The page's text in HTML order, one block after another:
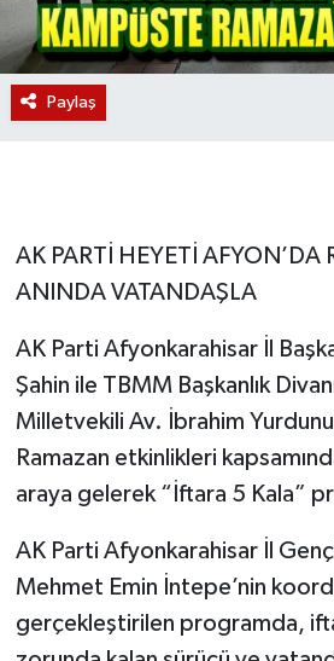
Paylaş
AK PARTİ HEYETİ AFYON’DA
ANINDA VATANDAŞLA
AK Parti Afyonkarahisar İl
Şahin ile TBMM Başkanlık
Milletvekili Av. İbrahim
Ramazan etkinlikleri
araya gelerek “İftara 5 Kala”
AK Parti Afyonkarahisar İl
Mehmet Emin İntepe’nin
gerçekleştirilen programda,